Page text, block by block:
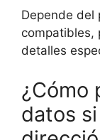
Depende del
compatibles,
detalles
¿Cómo
datos